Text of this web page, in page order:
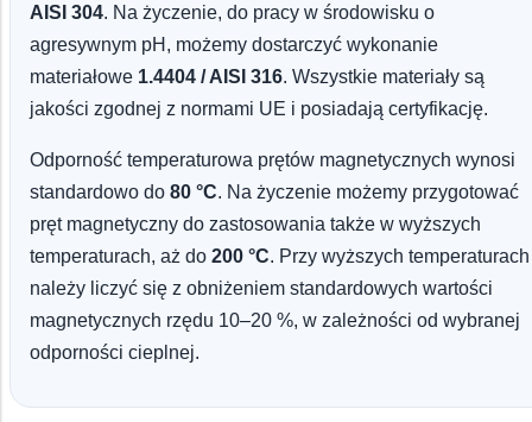
AISI 304. Na życzenie, do pracy w środowisku o
agresywnym pH, możemy dostarczyć wykonanie
materiałowe 1.4404 / AISI 316. Wszystkie materiały są
jakości zgodnej z normami UE i posiadają certyfikację.
Odporność temperaturowa prętów magnetycznych wynosi
standardowo do 80 °C. Na życzenie możemy przygotować
pręt magnetyczny do zastosowania także w wyższych
temperaturach, aż do 200 °C. Przy wyższych temperaturach
należy liczyć się z obniżeniem standardowych wartości
magnetycznych rzędu 10–20 %, w zależności od wybranej
odporności cieplnej.